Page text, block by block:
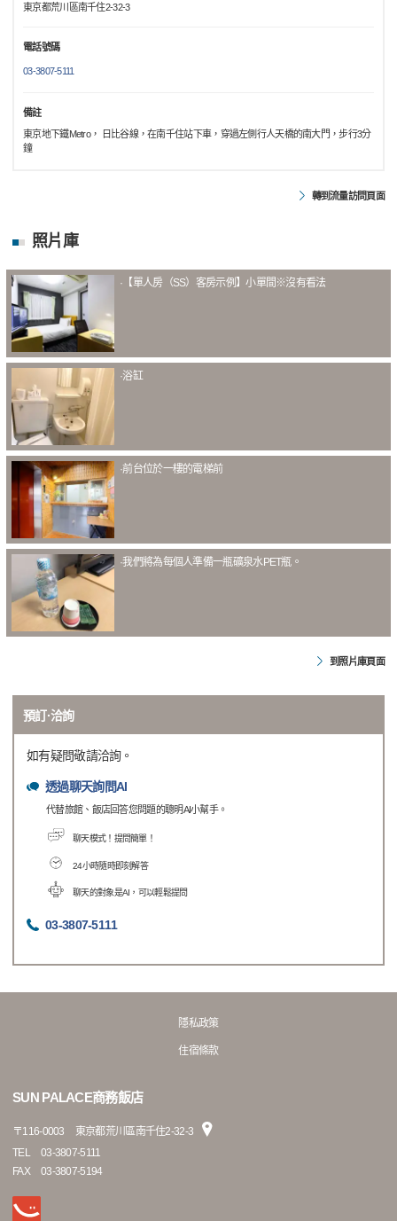
東京都荒川區南千住2-32-3
電話號碼
03-3807-5111
備註
東京地下鐵Metro， 日比谷線，在南千住站下車，穿過左側行人天橋的南大門，步行3分
鐘
轉到流量訪問頁面
照片庫
·【單人房（SS）客房示例】小單間※沒有看法
·浴缸
·前台位於一樓的電梯前
·我們將為每個人準備一瓶礦泉水PET瓶。
到照片庫頁面
預訂·洽詢
如有疑問敬請洽詢。
透過聊天詢問AI
代替旅館、飯店回答您問題的聰明AI小幫手。
聊天模式！提問簡單！
24小時隨時即刻解答
聊天的對象是AI，可以輕鬆提問
03-3807-5111
隱私政策
住宿條款
SUN PALACE商務飯店
〒116-0003
東京都荒川區南千住2-32-3
TEL
03-3807-5111
FAX
03-3807-5194